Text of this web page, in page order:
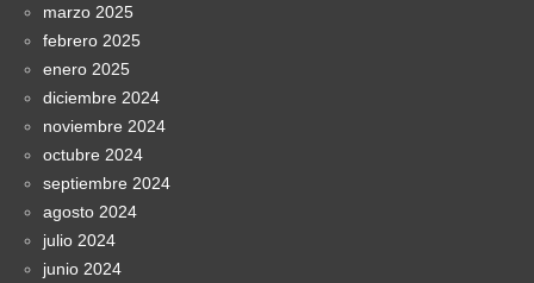
marzo 2025
febrero 2025
enero 2025
diciembre 2024
noviembre 2024
octubre 2024
septiembre 2024
agosto 2024
julio 2024
junio 2024